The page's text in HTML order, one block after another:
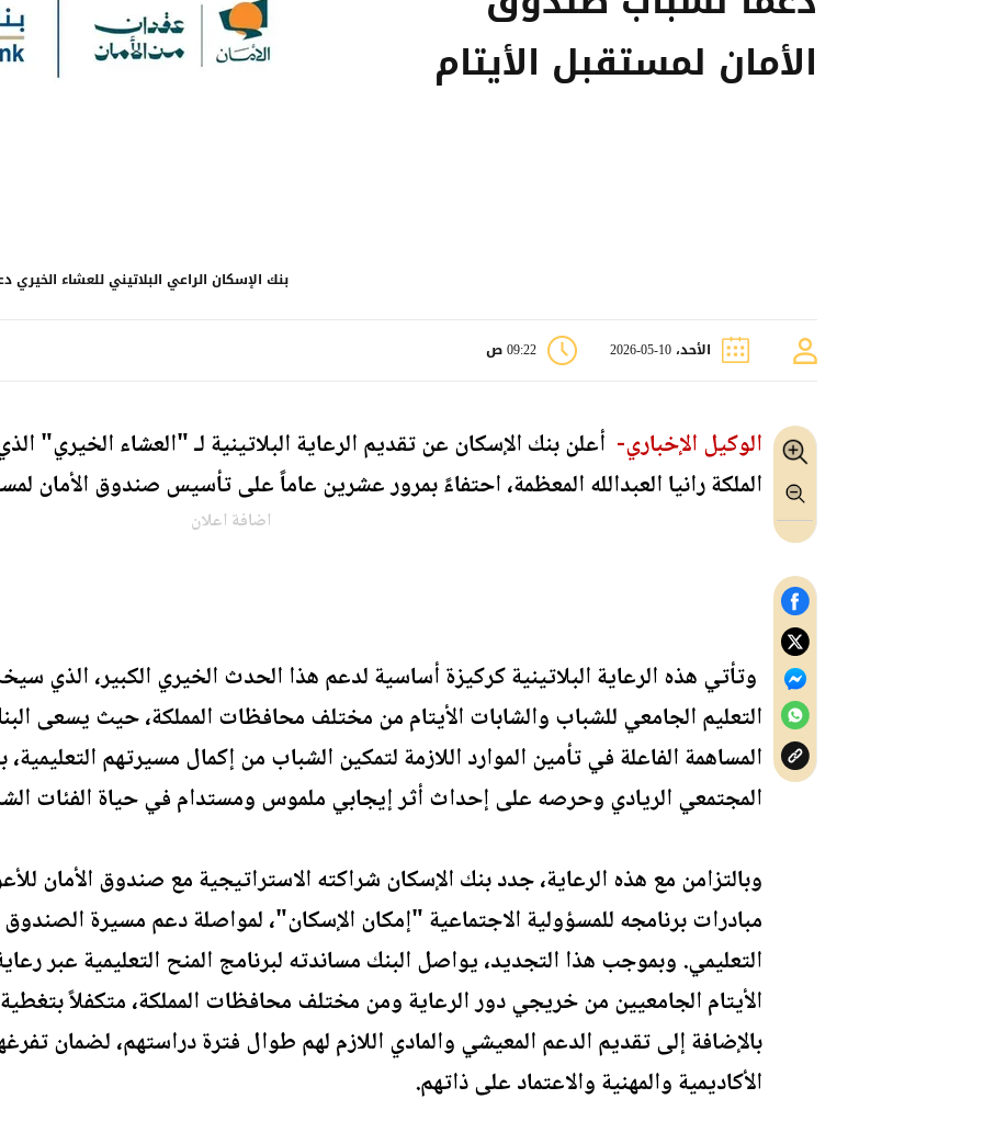
الأمان لمستقبل الأيتام
بنك الإسكان الراعي البلاتيني للعشاء
الأحد، 10-05-2026 09:22 ص
الوكيل الإخباري- أعلن بنك الإسكان عن تقديم الرعاية البلاتينية لـ "العشاء الخيري"
الملكة رانيا العبدالله المعظمة، احتفاءً بمرور عشرين عاماً على تأسيس صندوق الأمان
اضافة اعلان
وتأتي هذه الرعاية البلاتينية كركيزة أساسية لدعم هذا الحدث الخيري الكبير، الذي
التعليم الجامعي للشباب والشابات الأيتام من مختلف محافظات المملكة، حيث يسعى
المساهمة الفاعلة في تأمين الموارد اللازمة لتمكين الشباب من إكمال مسيرتهم
المجتمعي الريادي وحرصه على إحداث أثر إيجابي ملموس ومستدام في حياة الفئات
مبادرات برنامجه للمسؤولية الاجتماعية "إمكان الإسكان"، لمواصلة دعم مسيرة
التعليمي. وبموجب هذا التجديد، يواصل البنك مساندته لبرنامج المنح التعليمية عبر
الأيتام الجامعيين من خريجي دور الرعاية ومن مختلف محافظات المملكة، متكفلاً
بالإضافة إلى تقديم الدعم المعيشي والمادي اللازم لهم طوال فترة دراستهم، لضمان
الأكاديمية والمهنية والاعتماد على ذاتهم.